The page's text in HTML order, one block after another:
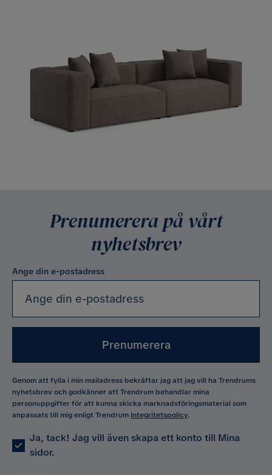
Prenumerera på vårt
nyhetsbrev
Ange din e-postadress
Prenumerera
Genom att fylla i min mailadress bekräftar jag att jag vill ha Trendrums
nyhetsbrev och godkänner att Trendrum behandlar mina
personuppgifter för att kunna skicka marknadsföringsmaterial som
anpassats till mig enligt Trendrum Integritetspolicy.
Ja, tack! Jag vill även skapa ett konto till Mina
sidor.